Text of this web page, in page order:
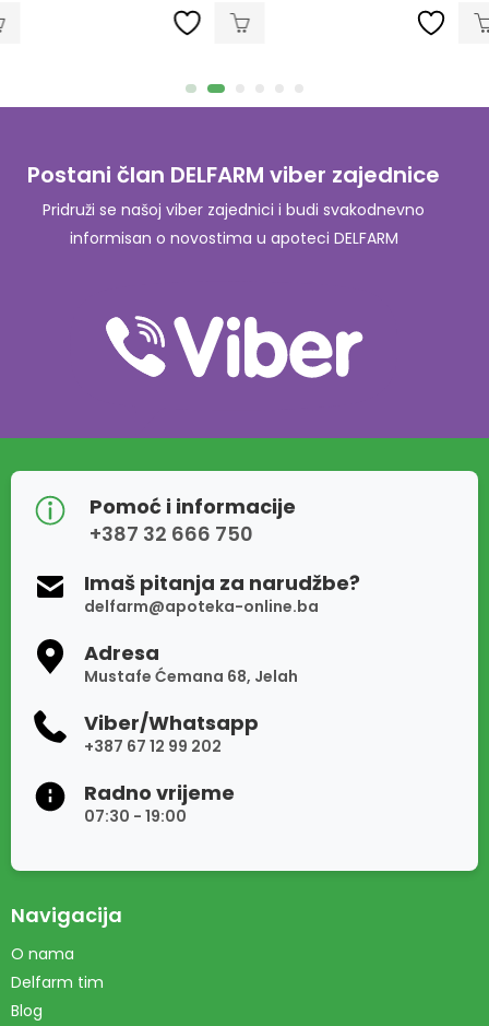
Postani član DELFARM viber zajednice
Pridruži se našoj viber zajednici i budi svakodnevno
informisan o novostima u apoteci DELFARM
Pomoć i informacije
+387 32 666 750
Imaš pitanja za narudžbe?
delfarm@apoteka-online.ba
Adresa
Mustafe Ćemana 68, Jelah
Viber/Whatsapp
+387 67 12 99 202
Radno vrijeme
07:30 - 19:00
Navigacija
O nama
Delfarm tim
Blog